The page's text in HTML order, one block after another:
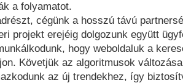
a folyamatot.
cégünk a hosszú távú
projekt erejéig dolgozunk együtt
hogy weboldaluk a
Követjük az algoritmusok
az új trendekhez, így